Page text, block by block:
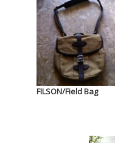
FILSON/Field Bag